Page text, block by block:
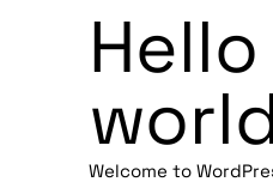
Hello
Welcome to